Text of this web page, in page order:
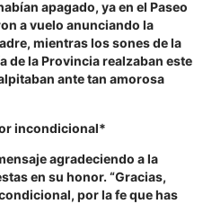
apagado, ya en el Paseo
a vuelo anunciando la
mientras los sones de la
de la Provincia realzaban este
ante tan amorosa
incondicional*
agradeciendo a la
en su honor. “Gracias,
por la fe que has